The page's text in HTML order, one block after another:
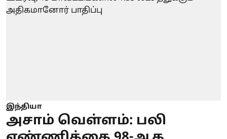
இந்தியா
அசாம் வெள்ளம்: பலி